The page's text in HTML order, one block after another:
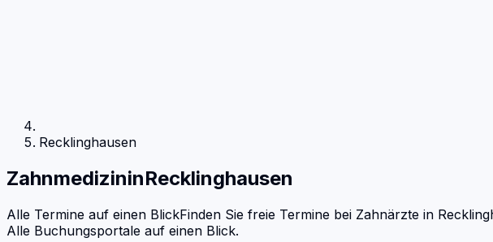
Recklinghausen
ZahnmedizininRecklinghausen
Alle Termine auf einen BlickFinden Sie freie Termine bei Zahnärzte in
Alle Buchungsportale auf einen Blick.